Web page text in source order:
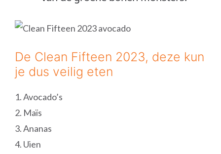
De Clean Fifteen 2023, deze kun
je dus veilig eten
1. Avocado’s
2. Maïs
3. Ananas
4. Uien